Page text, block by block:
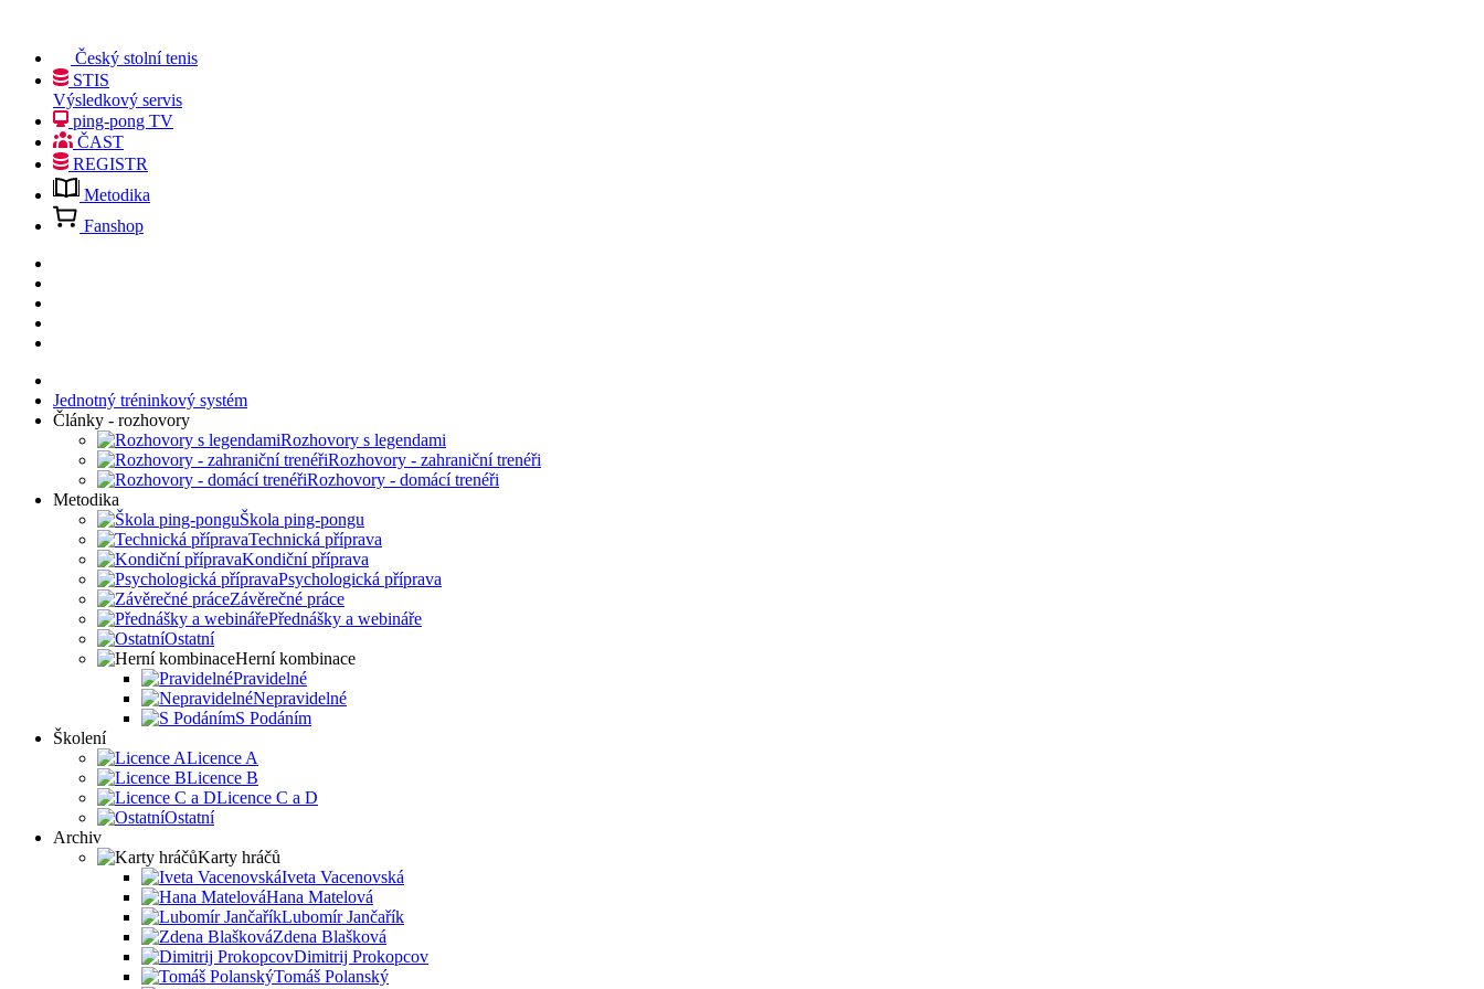
Český stolní tenis
STIS
Výsledkový servis
ping-pong TV
ČAST
REGISTR
Metodika
Fanshop
Jednotný tréninkový systém
Články - rozhovory
Rozhovory s legendami
Rozhovory - zahraniční trenéři
Rozhovory - domácí trenéři
Metodika
Škola ping-pongu
Technická příprava
Kondiční příprava
Psychologická příprava
Závěrečné práce
Přednášky a webináře
Ostatní
Herní kombinace
Pravidelné
Nepravidelné
S Podáním
Školení
Licence A
Licence B
Licence C a D
Ostatní
Archiv
Karty hráčů
Iveta Vacenovská
Hana Matelová
Lubomír Jančařík
Zdena Blašková
Dimitrij Prokopcov
Tomáš Polanský